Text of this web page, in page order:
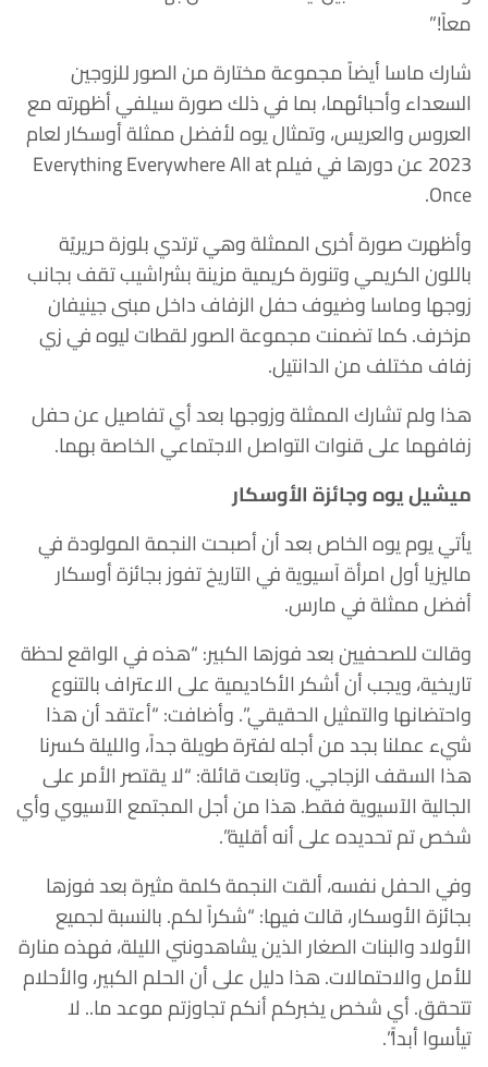
معاً!”
شارك ماسا أيضاً مجموعة مختارة من الصور للزوجين
السعداء وأحبائهما، بما في ذلك صورة سيلفي أظهرته مع
العروس والعريس، وتمثال يوه لأفضل ممثلة أوسكار لعام
2023 عن دورها في فيلم Everything Everywhere All at
Once.
وأظهرت صورة أخرى الممثلة وهي ترتدي بلوزة حريريًة
باللون الكريمي وتنورة كريمية مزينة بشراشيب تقف بجانب
زوجها وماسا وضيوف حفل الزفاف داخل مبنى جينيفان
مزخرف. كما تضمنت مجموعة الصور لقطات ليوه في زي
زفاف مختلف من الدانتيل.
هذا ولم تشارك الممثلة وزوجها بعد أي تفاصيل عن حفل
زفافهما على قنوات التواصل الاجتماعي الخاصة بهما.
ميشيل يوه وجائزة الأوسكار
يأتي يوم يوه الخاص بعد أن أصبحت النجمة المولودة في
ماليزيا أول امرأة آسيوية في التاريخ تفوز بجائزة أوسكار
أفضل ممثلة في مارس.
وقالت للصحفيين بعد فوزها الكبير: “هذه في الواقع لحظة
تاريخية، ويجب أن أشكر الأكاديمية على الاعتراف بالتنوع
واحتضانها والتمثيل الحقيقي”. وأضافت: “أعتقد أن هذا
شيء عملنا بجد من أجله لفترة طويلة جداً، والليلة كسرنا
هذا السقف الزجاجي. وتابعت قائلة: “لا يقتصر الأمر على
الجالية الآسيوية فقط. هذا من أجل المجتمع الآسيوي وأي
شخص تم تحديده على أنه أقلية”.
وفي الحفل نفسه، ألقت النجمة كلمة مثيرة بعد فوزها
بجائزة الأوسكار، قالت فيها: “شكراً لكم. بالنسبة لجميع
الأولاد والبنات الصغار الذين يشاهدونني الليلة، فهذه منارة
للأمل والاحتمالات. هذا دليل على أن الحلم الكبير، والأحلام
تتحقق. أي شخص يخبركم أنكم تجاوزتم موعد ما.. لا
تيأسوا أبداً”.